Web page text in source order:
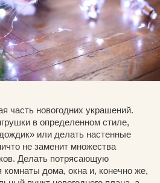
часть новогодних украшений.
в определенном стиле,
или делать настенные
не заменит множества
Делать потрясающую
дома, окна и, конечно же,